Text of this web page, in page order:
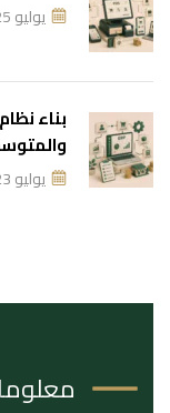
يوليو 25, 2026
يوليو 23, 2026